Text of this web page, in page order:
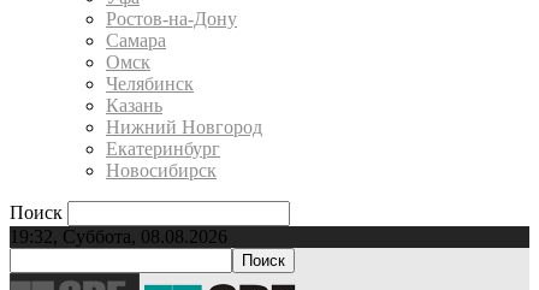
Ростов-на-Дону
Самара
Омск
Челябинск
Казань
Нижний Новгород
Екатеринбург
Новосибирск
Поиск
19:32, Суббота, 08.08.2026